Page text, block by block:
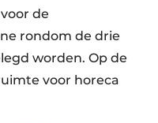
de
rondom de drie
worden. Op de
voor horeca